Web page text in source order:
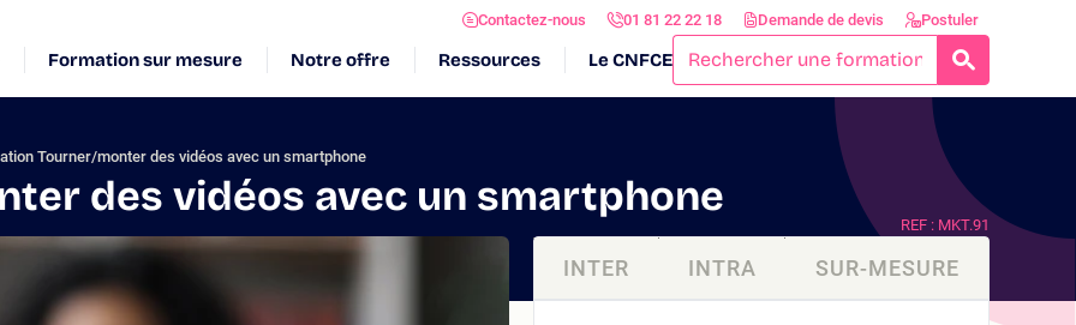
Contactez-nous 01 81 22 22 18 Demande de devis Postuler
Formation sur mesure Notre offre Ressources Le CNFCE
Tourner/monter des vidéos avec un smartphone
des vidéos avec un smartphone
REF : MKT.91
INTER INTRA SUR-MESURE